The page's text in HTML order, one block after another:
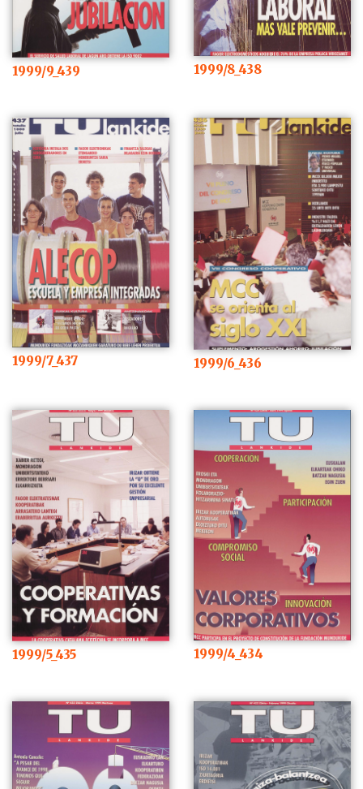
1999/9_439 1999/8_438
1999/7_437 1999/6_436
1999/5_435 1999/4_434